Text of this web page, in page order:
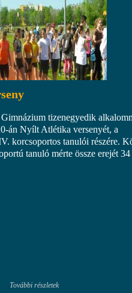
tizenegyedik
án Nyílt Atlétika versenyét, a
korcsoportos tanulói részére.
tanuló mérte össze erejét 34
További részletek